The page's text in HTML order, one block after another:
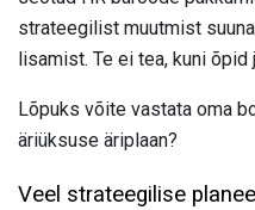
strateegilist muutmist
lisamist. Te ei tea, kuni õpid
Lõpuks võite vastata oma
äriüksuse äriplaan?
Veel strateegilise